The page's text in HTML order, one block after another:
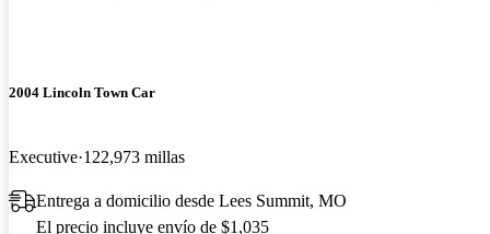
2004 Lincoln Town Car
Executive 122,973 millas
Entrega a domicilio desde Lees Summit, MO
El precio incluye envío de $1,035